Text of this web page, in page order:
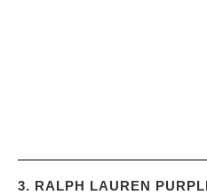
3. RALPH LAUREN